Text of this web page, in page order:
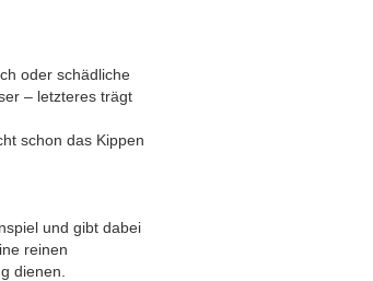
oder schädliche
– letzteres trägt
schon das Kippen
und gibt dabei
reinen
dienen.